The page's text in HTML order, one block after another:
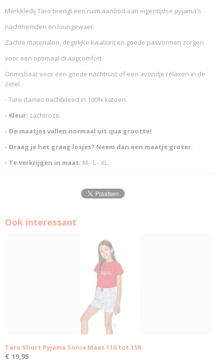
Merkkledij Taro brengt een ruim aanbod aan eigentijdse pyjama's
nachthemden en loungewaer.
Zachte materialen, degelijke kwaliteit en goede pasvormen zorgen
voor een optimaal draagcomfort.
Onmisbaar voor een goede nachtrust of een avondje relaxen in de
zetel.
- Taro dames nachtkleed in 100% katoen.
- Kleur: zachtroze.
- De maatjes vallen normaal uit qua grootte!
- Draag je het graag losjes? Neem dan een maatje groter.
- Te verkrijgen in maat: M - L - XL.
Ook interessant
Taro Short Pyjama Sonia Maat 116 tot 158
€ 19,95